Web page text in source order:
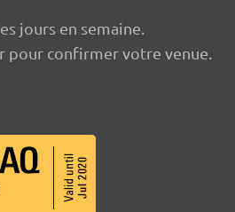
jours en semaine.
pour confirmer votre venue.